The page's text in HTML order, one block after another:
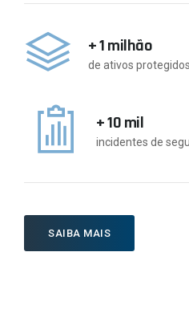
+ 1 milhão
de ativos
+ 10 mil
incidentes de
SAIBA MAIS